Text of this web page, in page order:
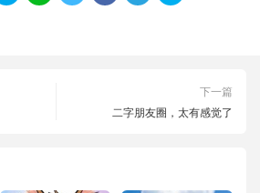
下一篇
二字朋友圈，太有感觉了